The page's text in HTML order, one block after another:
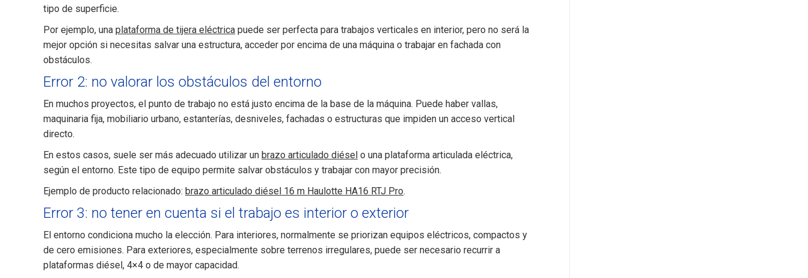
tipo de superficie.
Por ejemplo, una plataforma de tijera eléctrica puede ser perfecta para trabajos verticales en interior, pero no será la
mejor opción si necesitas salvar una estructura, acceder por encima de una máquina o trabajar en fachada con
obstáculos.
Error 2: no valorar los obstáculos del entorno
En muchos proyectos, el punto de trabajo no está justo encima de la base de la máquina. Puede haber vallas,
maquinaria fija, mobiliario urbano, estanterías, desniveles, fachadas o estructuras que impiden un acceso vertical
directo.
En estos casos, suele ser más adecuado utilizar un brazo articulado diésel o una plataforma articulada eléctrica,
según el entorno. Este tipo de equipo permite salvar obstáculos y trabajar con mayor precisión.
Ejemplo de producto relacionado: brazo articulado diésel 16 m Haulotte HA16 RTJ Pro.
Error 3: no tener en cuenta si el trabajo es interior o exterior
El entorno condiciona mucho la elección. Para interiores, normalmente se priorizan equipos eléctricos, compactos y
de cero emisiones. Para exteriores, especialmente sobre terrenos irregulares, puede ser necesario recurrir a
plataformas diésel, 4×4 o de mayor capacidad.